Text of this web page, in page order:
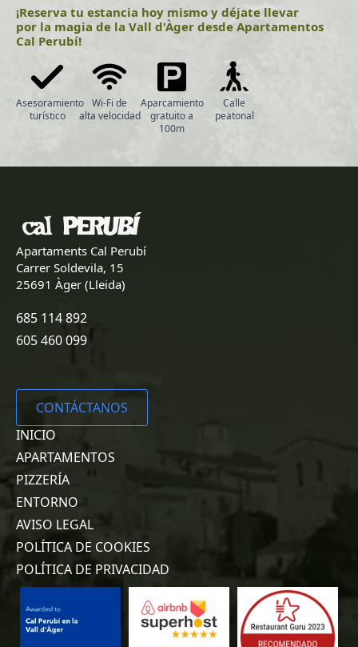
¡Reserva tu estancia hoy mismo y déjate llevar
por la magia de la Vall d'Àger desde Apartamentos
Cal Perubí!
Asesoramiento
turístico
Wi-Fi de
alta velocidad
Aparcamiento
gratuito a
100m
Calle
peatonal
Apartaments Cal Perubí
Carrer Soldevila, 15
25691 Àger (Lleida)
685 114 892
605 460 099
CONTÁCTANOS
INICIO
APARTAMENTOS
PIZZERÍA
ENTORNO
AVISO LEGAL
POLÍTICA DE COOKIES
POLÍTICA DE PRIVACIDAD